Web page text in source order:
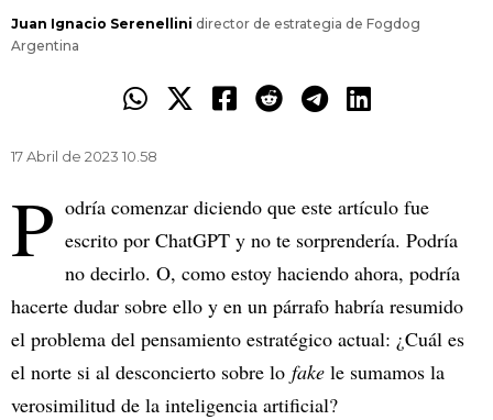
Juan Ignacio Serenellini director de estrategia de Fogdog
Argentina
17 Abril de 2023 10.58
P odría comenzar diciendo que este artículo fue
escrito por ChatGPT y no te sorprendería. Podría
no decirlo. O, como estoy haciendo ahora, podría
hacerte dudar sobre ello y en un párrafo habría resumido
el problema del pensamiento estratégico actual: ¿Cuál es
el norte si al desconcierto sobre lo fake le sumamos la
verosimilitud de la inteligencia artificial?